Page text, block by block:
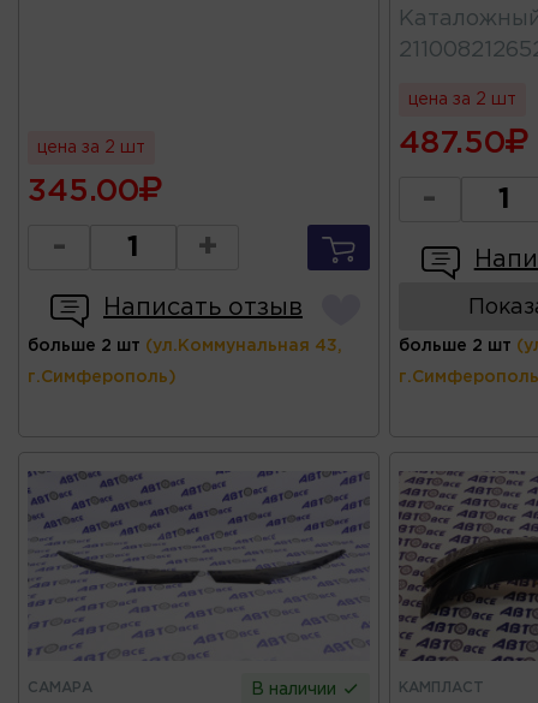
цена за 2 шт
345.00
- +
Написать отзыв
больше 2 шт (ул.Коммунальная 43,
г.Симферополь)
цена за 2 шт
487.50
-
больше 2 шт
САМАРА В наличии КАМПЛАСТ